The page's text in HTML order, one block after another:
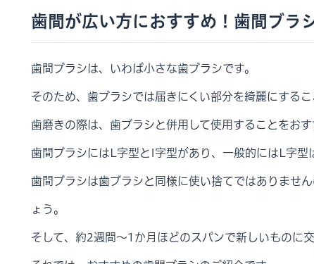
歯間が広い方におすすめ！歯間ブラ
歯間ブラシは、いわば小さな歯ブラシです。
そのため、歯ブラシでは届きにくい部分を綺麗にするこ
歯磨きの際は、歯ブラシと併用して使用することをおす
歯間ブラシにはL字型とI字型があり、一般的にはL字型
歯間ブラシは歯ブラシと同様に使い捨てではありませ
ょう。
そして、約2週間～1か月ほどのスパンで新しいものに